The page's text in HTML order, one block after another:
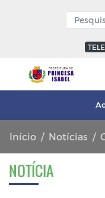
Início Notícias
NOTÍCIA